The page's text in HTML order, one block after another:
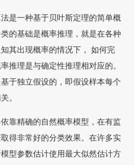
是一种基于贝叶斯定理的简单概
的基础是概率推理，就是在各种
其出现概率的情况下， 如何完
推理是与确定性推理相对应的。
于独立假设的，即假设样本每个
。
靠精确的自然概率模型，在有监
得非常好的分类效果。在许多实
型参数估计使用最大似然估计方